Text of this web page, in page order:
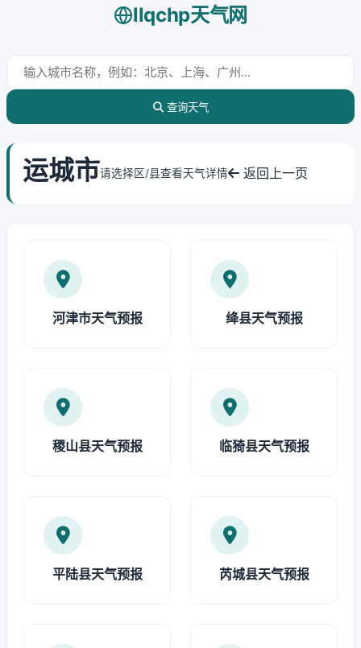
llqchp天气网
查询天气
运城市请选择区/县查看天气详情 返回上一页
河津市天气预报 绛县天气预报
稷山县天气预报 临猗县天气预报
平陆县天气预报 芮城县天气预报